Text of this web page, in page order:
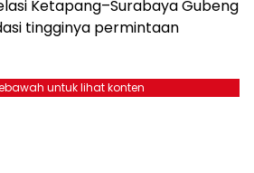
Ketapang–Surabaya Gubeng
tingginya permintaan
untuk lihat konten